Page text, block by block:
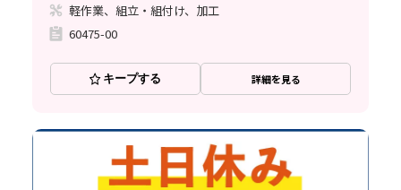
軽作業、組立・組付け、加工
60475-00
キープする 詳細を見る